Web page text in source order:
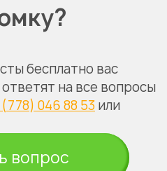
бесплатно вас
на все вопросы
046 88 53 или
вопрос